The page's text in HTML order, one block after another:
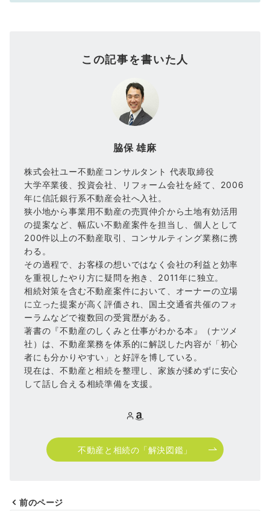
この記事を書いた人
脇保 雄麻
株式会社ユー不動産コンサルタント 代表取締役
大学卒業後、投資会社、リフォーム会社を経て、2006
年に信託銀行系不動産会社へ入社。
狭小地から事業用不動産の売買仲介から土地有効活用
の提案など、幅広い不動産案件を担当し、個人として
200件以上の不動産取引、コンサルティング業務に携
わる。
その過程で、お客様の想いではなく会社の利益と効率
を重視したやり方に疑問を抱き、2011年に独立。
相続対策を含む不動産案件において、オーナーの立場
に立った提案が高く評価され、国土交通省共催のフォ
ーラムなどで複数回の受賞歴がある。
著書の『不動産のしくみと仕事がわかる本』（ナツメ
社）は、不動産業務を体系的に解説した内容が「初心
者にも分かりやすい」と好評を博している。
現在は、不動産と相続を整理し、家族が揉めずに安心
して話し合える相続準備を支援。
不動産と相続の「解決図鑑」
前のページ